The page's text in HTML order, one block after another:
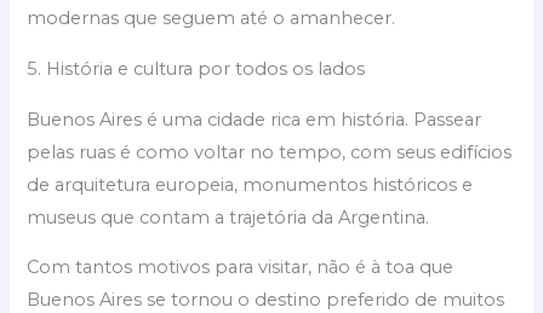
modernas que seguem até o amanhecer.
5. História e cultura por todos os lados
Buenos Aires é uma cidade rica em história. Passear
pelas ruas é como voltar no tempo, com seus edifícios
de arquitetura europeia, monumentos históricos e
museus que contam a trajetória da Argentina.
Com tantos motivos para visitar, não é à toa que
Buenos Aires se tornou o destino preferido de muitos